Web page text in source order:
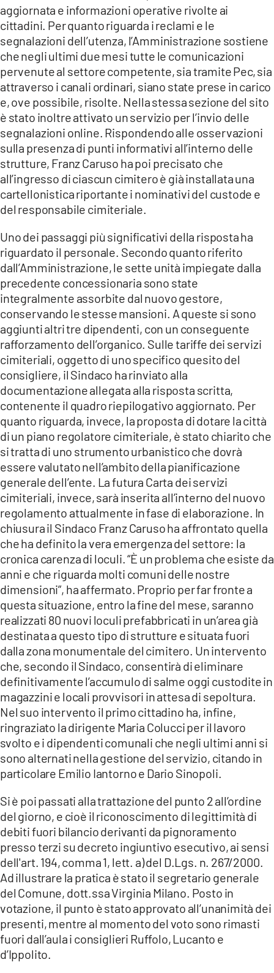
aggiornata e informazioni operative rivolte ai
cittadini. Per quanto riguarda i reclami e le
segnalazioni dell’utenza, l’Amministrazione sostiene
che negli ultimi due mesi tutte le comunicazioni
pervenute al settore competente, sia tramite Pec, sia
attraverso i canali ordinari, siano state prese in carico
e, ove possibile, risolte. Nella stessa sezione del sito
è stato inoltre attivato un servizio per l’invio delle
segnalazioni online. Rispondendo alle osservazioni
sulla presenza di punti informativi all’interno delle
strutture, Franz Caruso ha poi precisato che
all’ingresso di ciascun cimitero è già installata una
cartellonistica riportante i nominativi del custode e
del responsabile cimiteriale.
Uno dei passaggi più significativi della risposta ha
riguardato il personale. Secondo quanto riferito
dall’Amministrazione, le sette unità impiegate dalla
precedente concessionaria sono state
integralmente assorbite dal nuovo gestore,
conservando le stesse mansioni. A queste si sono
aggiunti altri tre dipendenti, con un conseguente
rafforzamento dell’organico. Sulle tariffe dei servizi
cimiteriali, oggetto di uno specifico quesito del
consigliere, il Sindaco ha rinviato alla
documentazione allegata alla risposta scritta,
contenente il quadro riepilogativo aggiornato. Per
quanto riguarda, invece, la proposta di dotare la città
di un piano regolatore cimiteriale, è stato chiarito che
si tratta di uno strumento urbanistico che dovrà
essere valutato nell’ambito della pianificazione
generale dell’ente. La futura Carta dei servizi
cimiteriali, invece, sarà inserita all’interno del nuovo
regolamento attualmente in fase di elaborazione. In
chiusura il Sindaco Franz Caruso ha affrontato quella
che ha definito la vera emergenza del settore: la
cronica carenza di loculi. “È un problema che esiste da
anni e che riguarda molti comuni delle nostre
dimensioni”, ha affermato. Proprio per far fronte a
questa situazione, entro la fine del mese, saranno
realizzati 80 nuovi loculi prefabbricati in un’area già
destinata a questo tipo di strutture e situata fuori
dalla zona monumentale del cimitero. Un intervento
che, secondo il Sindaco, consentirà di eliminare
definitivamente l’accumulo di salme oggi custodite in
magazzini e locali provvisori in attesa di sepoltura.
Nel suo intervento il primo cittadino ha, infine,
ringraziato la dirigente Maria Colucci per il lavoro
svolto e i dipendenti comunali che negli ultimi anni si
sono alternati nella gestione del servizio, citando in
particolare Emilio Iantorno e Dario Sinopoli.
Si è poi passati alla trattazione del punto 2 all’ordine
del giorno, e cioè il riconoscimento di legittimità di
debiti fuori bilancio derivanti da pignoramento
presso terzi su decreto ingiuntivo esecutivo, ai sensi
dell'art. 194, comma 1, lett. a) del D.Lgs. n. 267/2000.
Ad illustrare la pratica è stato il segretario generale
del Comune, dott.ssa Virginia Milano. Posto in
votazione, il punto è stato approvato all’unanimità dei
presenti, mentre al momento del voto sono rimasti
fuori dall’aula i consiglieri Ruffolo, Lucanto e
d’Ippolito.